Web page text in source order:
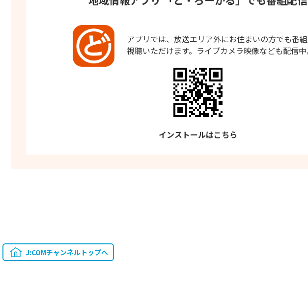
アプリでは、放送エリア外にお住まいの方でも番
視聴いただけます。ライブカメラ映像なども配信
インストールはこちら
J:COMチャンネルトップへ